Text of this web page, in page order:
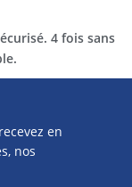
4 fois sans
en
nos